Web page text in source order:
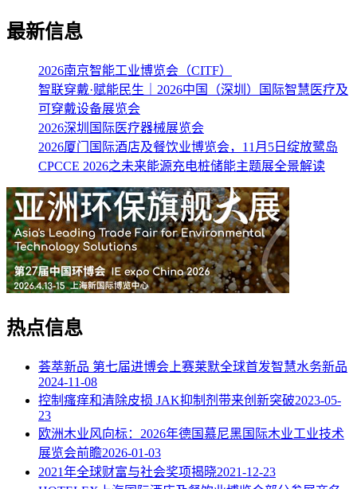
最新信息
2026南京智能工业博览会（CITF）
智联穿戴·赋能民生｜2026中国（深圳）国际智慧医疗及
可穿戴设备展览会
2026深圳国际医疗器械展览会
2026厦门国际酒店及餐饮业博览会，11月5日绽放鹭岛
CPCCE 2026之未来能源充电桩储能主题展全景解读
热点信息
荟萃新品 第七届进博会上赛莱默全球首发智慧水务新品
2024-11-08
控制瘙痒和清除皮损 JAK抑制剂带来创新突破2023-05-
23
欧洲木业风向标：2026年德国慕尼黑国际木业工业技术
展览会前瞻2026-01-03
2021年全球财富与社会奖项揭晓2021-12-23